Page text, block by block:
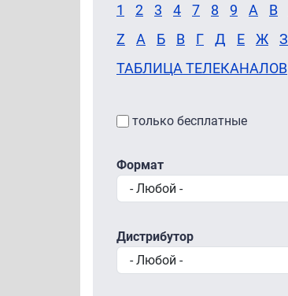
1 2 3 4 7 8 9 A B
Z
А Б В Г Д Е Ж З
ТАБЛИЦА ТЕЛЕКАНАЛОВ
только бесплатные
Формат
Дистрибутор